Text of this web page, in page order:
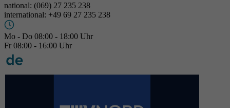
national: (069) 27 235 238
international: +49 69 27 235 238
Mo - Do 08:00 - 18:00 Uhr
Fr 08:00 - 16:00 Uhr